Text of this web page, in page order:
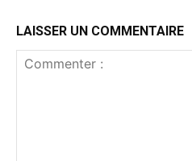
LAISSER UN COMMENTAIRE